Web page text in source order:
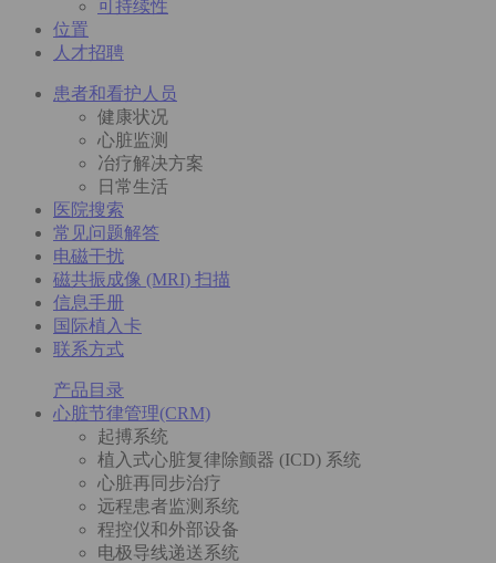
可持续性
位置
人才招聘
患者和看护人员
健康状况
心脏监测
冶疗解决方案
日常生活
医院搜索
常见问题解答
电磁干扰
磁共振成像 (MRI) 扫描
信息手册
国际植入卡
联系方式
产品目录
心脏节律管理(CRM)
起搏系统
植入式心脏复律除颤器 (ICD) 系统
心脏再同步治疗
远程患者监测系统
程控仪和外部设备
电极导线递送系统